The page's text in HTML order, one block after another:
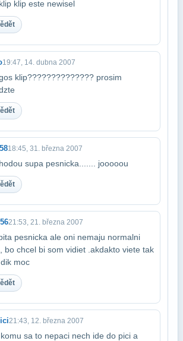
klip este newisel
19:47, 14. dubna 2007
klip?????????????? prosim
18:45, 31. března 2007
supa pesnicka....... jooooou
21:53, 21. března 2007
pesnicka ale oni nemaju normalni
bo chcel bi som vidiet .ak​dakto viete tak
moc
21:43, 12. března 2007
sa to nepaci nech ide do pici a